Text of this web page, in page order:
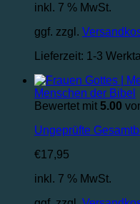
inkl. 7 % MwSt.
ggf. zzgl.
Lieferzeit: 1-3
Menschen der Bibel
Bewertet mit 5.00
Ungeprüfte
€17,95
inkl. 7 % MwSt.